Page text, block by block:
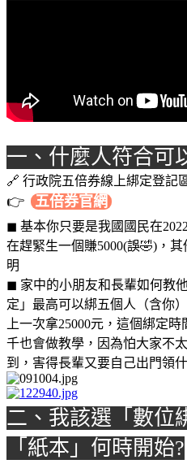
一、什麼人符合可
🔗 行政院五倍券線上綁定登記
👉 五倍券官網
◼ 基本你只要是我國國民在
在趕緊生一個賺5000(誤🤣)，
明
◼ 家中的小朋友和長輩如何教
定」最高可以綁五個人（含你
上一次拿25000元，這個綁定時
千也會做教學，因為怕大家不
到，害得長輩又要自己出門領
二、我該選「數位
「紙本」何時開始?